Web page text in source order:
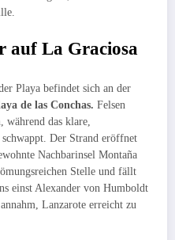
auf La Graciosa
Playa befindet sich an der
de las Conchas. Felsen
während das klare,
Der Strand eröffnet
Nachbarinsel Montaña
Stelle und fällt
einst Alexander von Humboldt
Lanzarote erreicht zu